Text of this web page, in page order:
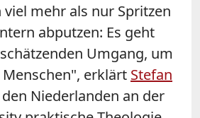
viel mehr als nur Spritzen
abputzen: Es geht
Umgang, um
erklärt Stefan
Niederlanden an der